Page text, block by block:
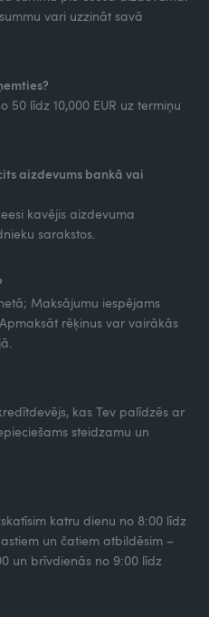
vari uzzināt savā
50 līdz 10,000 EUR uz termiņu
aizdevums bankā vai
kavējis aizdevuma
sarakstos.
Maksājumu iespējams
rēķinus var vairākās
kas Tev palīdzēs ar
steidzamu un
katru dienu no 8:00 līdz
un čatiem atbildēsim –
un brīvdienās no 9:00 līdz